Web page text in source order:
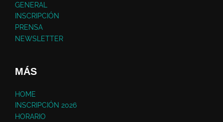
GENERAL
INSCRIPCIÓN
PRENSA
NEWSLETTER
MÁS
HOME
INSCRIPCIÓN 2026
HORARIO